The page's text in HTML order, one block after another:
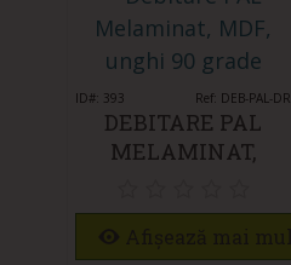
Îmi place
ID#: 393 Ref: DEB-PAL-DR
DEBITARE PAL
MELAMINAT,
UNGHI 90 GRADE